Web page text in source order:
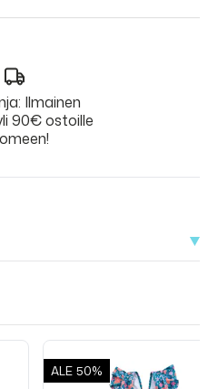
Ilmainen
90€ ostoille
ALE 50%